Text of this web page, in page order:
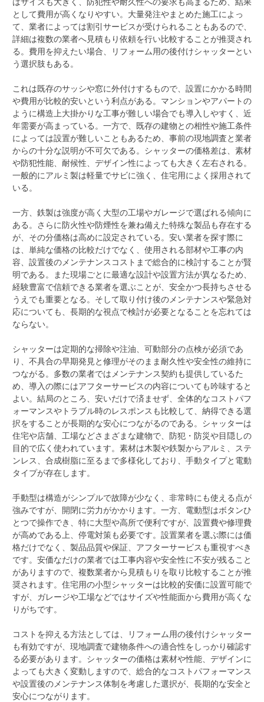
として費用が高くなりやすい。大量発注やまとめた施工によっ
て、業者によっては割引サービスが受けられることもあるので、
詳細は複数の業者へ見積もり依頼を行い比較することが推奨され
る。費用を抑えたい場合、リフォーム用の後付けシャッターとい
う選択肢もある。
これは既存のサッシや窓に外付けするもので、設置にかかる時間
や費用が比較的安いという利点がある。マンションやアパートの
ように構造上大掛かりな工事が難しい場合でも導入しやすく、近
年需要が高まっている。一方で、既存の建物との相性や施工条件
によっては設置が難しいこともあるため、事前の現地調査と業者
からの十分な説明が不可欠である。シャッターの価格差は、素材
や防犯性能、耐候性、デザイン性によっても大きく左右される。
一般的にアルミ製は軽量でサビに強く、住宅用によく採用されて
いる。
一方、鉄製は強度が高く大型の工場やガレージで選ばれる傾向に
ある。さらに防火性や防煙性を兼ね備えた特殊な製品も存在する
が、その分価格は高めに設定されている。安い業者を探す際に
は、単純な価格の比較だけでなく、使用される部材や工事の内
容、設置後のメンテナンスコストまで総合的に検討することが賢
明である。また現場ごとに最適な設計や設置方法が異なるため、
経験豊富で信頼できる業者を選ぶことが、安全かつ長持ちさせる
うえでも重要となる。そして取り付け後のメンテナンスや緊急対
応についても、長期的な視点で検討が必要となることを忘れては
ならない。
シャッターは定期的な掃除や注油、可動部分の点検が必須であ
り、不具合の早期発見と修理がそのまま耐久性や安全性の維持に
つながる。多数の業者ではメンテナンス契約も提供しているた
め、導入の際にはアフターサービスの内容についても吟味すると
よい。結局のところ、安いだけで済ませず、全体的なコストパフ
ォーマンスやトラブル時のレスポンスも比較して、納得できる選
択をすることが長期的な安心につながるのである。シャッターは
住宅や店舗、工場などさまざまな建物で、防犯・防災や目隠しの
目的で広く使われています。素材は木製や鉄製からアルミ、ステ
ンレス、合成樹脂に至るまで多様化しており、手動タイプと電動
タイプが存在します。
手動型は構造がシンプルで故障が少なく、非常時にも使える点が
強みですが、開閉に労力がかかります。一方、電動型はボタンひ
とつで操作でき、特に大型や高所で便利ですが、設置費や修理費
が高めである上、停電対策も必要です。設置業者を選ぶ際には価
格だけでなく、製品品質や保証、アフターサービスも重視すべき
です。安価なだけの業者では工事内容や安全性に不安が残ること
がありますので、複数業者から見積もりを取り比較することが推
奨されます。住宅用の小型シャッターは比較的安価に設置可能で
すが、ガレージや工場などではサイズや性能面から費用が高くな
りがちです。
コストを抑える方法としては、リフォーム用の後付けシャッター
も有効ですが、現地調査で建物条件への適合性をしっかり確認す
る必要があります。シャッターの価格は素材や性能、デザインに
よっても大きく変動しますので、総合的なコストパフォーマンス
や設置後のメンテナンス体制を考慮した選択が、長期的な安全と
安心につながります。